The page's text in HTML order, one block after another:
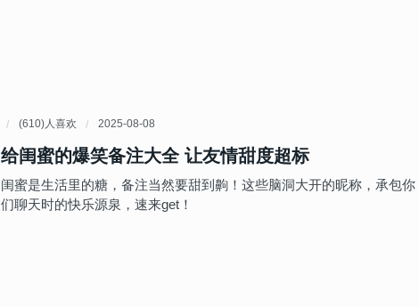
(610)人喜欢 2025-08-08
给闺蜜的爆笑备注大全 让友情甜度超标
闺蜜是生活里的糖，备注当然要甜到齁！这些脑洞大开的昵称，承包你
们聊天时的快乐源泉，速来get！